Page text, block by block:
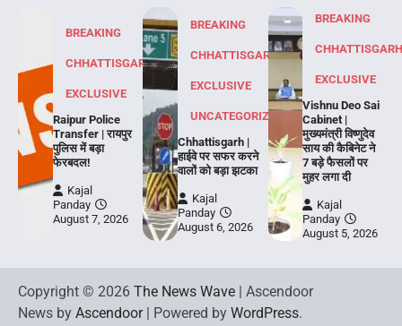
BREAKING
CHHATTISGARH
EXCLUSIVE
Raipur Police
Transfer | रायपुर
पुलिस में बड़ा
फेरबदल!
Kajal
Panday
August 7, 2026
BREAKING
CHHATTISGARH
EXCLUSIVE
UNCATEGORIZED
Chhattisgarh |
हाईवे पर सफर करने
वालों को बड़ा झटका
Kajal
Panday
August 6, 2026
BREAKING
EXCLUSIVE
Vishnu Deo Sai
Cabinet |
मुख्यमंत्री विष्णुदेव
साय की कैबिनेट ने
7 बड़े फैसलों पर
मुहर लगा दी
Kajal
Panday
August 5, 2026
Copyright © 2026 The News Wave | Ascendoor
News by Ascendoor| Powered by WordPress.